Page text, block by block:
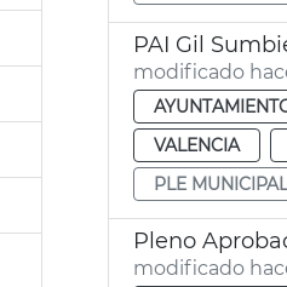
PAI Gil
modificado
VALENCIA
PLE MUNICIPAL
Pleno
modificado